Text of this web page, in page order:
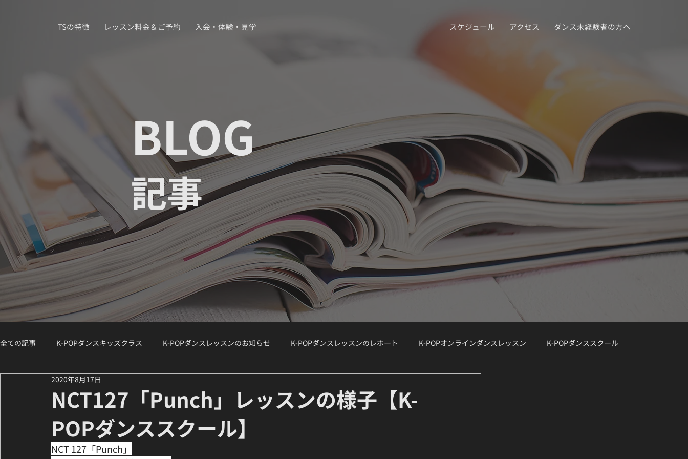
TSの特徴 レッスン料金＆ご予約 入会・体験・見学 スケジュール アクセス ダンス未経験者の方へ
BLOG
記事
全ての記事 K-POPダンスキッズクラス K-POPダンスレッスンのお知らせ K-POPダンスレッスンのレポート K-POPオンラインダンスレッスン K-POPダンススクール
K-POPダンスジュニアクラス
講師紹介 / Instructor Spotlight ダンスコラム K-POボーカルクラス
NCT127「Punch」レッスンの様子【K-
POPダンススクール】
2020年8月17日
NCT 127「Punch」﻿